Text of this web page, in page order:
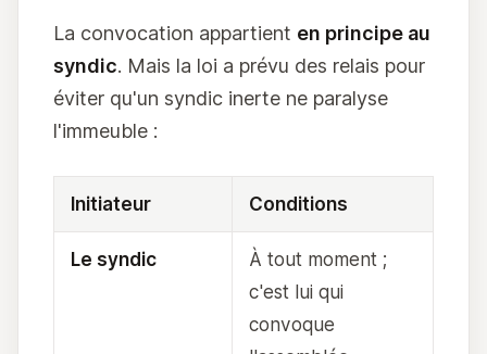
La convocation appartient en principe au
syndic. Mais la loi a prévu des relais pour
éviter qu'un syndic inerte ne paralyse
l'immeuble :
Initiateur Conditions
Le syndic
À tout moment ;
c'est lui qui
convoque